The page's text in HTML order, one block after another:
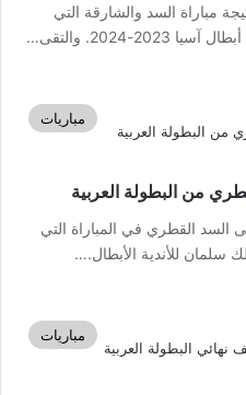
مباراة السد والشارقة التي
2024. والتقى…
مباريات
من البطولة العربية
السد القطري في المباراة التي
للأندية الأبطال.…
مباريات